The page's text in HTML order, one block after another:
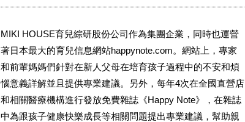
MIKI HOUSE育兒綜研股份公司作為集團企業，同時也運營
著日本最大的育兒信息網站happynote.com。網站上，專家
和前輩媽媽們針對在新人父母在培育孩子過程中的不安和煩
惱意義詳解並且提供專業建議。另外，每年4次在全國直營店
和相關醫療機構進行發放免費雜誌《Happy Note》，在雜誌
中為跟孩子健康快樂成長等相關問題提出專業建議，幫助親